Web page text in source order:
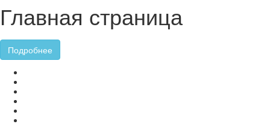
Главная страница
Подробнее